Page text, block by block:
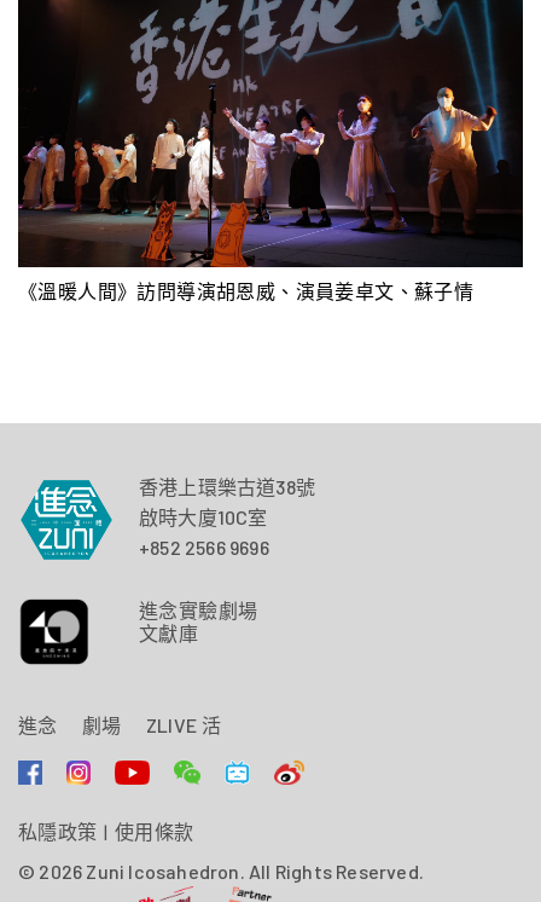
《溫暖人間》訪問導演胡恩威、演員姜卓文、蘇子情
香港上環樂古道38號
啟時大廈10C室
+852 2566 9696
進念實驗劇場
文獻庫
進念 劇場 ZLIVE 活
私隱政策 | 使用條款
© 2026 Zuni Icosahedron. All Rights Reserved.